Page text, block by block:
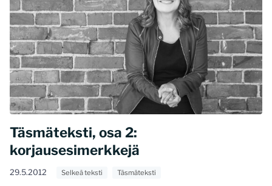
Täsmäteksti, osa 2:
korjausesimerkkejä
29.5.2012 Selkeä teksti Täsmäteksti